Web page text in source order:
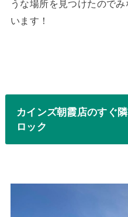
うな場所を見つけたので
います！
カインズ朝霞店のすぐ
ロック